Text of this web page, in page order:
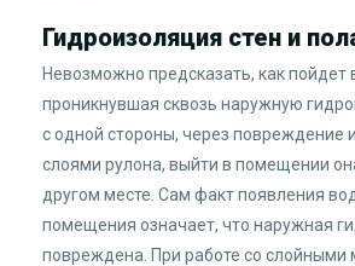
Гидроизоляция стен и
Невозможно предсказать, как пойдет
проникнувшая сквозь наружную
с одной стороны, через повреждение
слоями рулона, выйти в помещении
другом месте. Сам факт появления
помещения означает, что наружная
повреждена. При работе со слойными